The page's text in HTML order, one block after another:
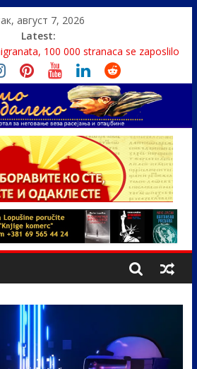
август 7, 2026
Latest:
100 000 stranaca se zaposlilo
проглашен народним
Nikoli Tesli?
reka ga odnela u Rumuniju
srpskih medija